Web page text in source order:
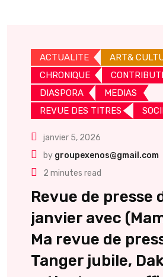
ACTUALITE
ART&
CHRONIQUE
DIASPORA
MEDIAS
REVUE DES TITRES
janvier 5, 2026
by groupexenos@gmail.com
2 minutes read
Revue de presse
janvier avec
Ma revue de
Tanger jubile,